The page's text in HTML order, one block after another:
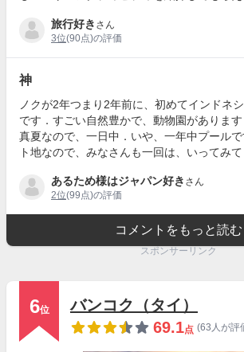
旅行好き さん
3位(90点)の評価
神
ノクが2年つまり2年前に、初めてインドネ
です．すごい自然豊かで、動物園がありま
真夏なので、一日中．いや、一年中プール
ト地なので、みなさんも一回は、いってみて
あるため様はジャパン好き さん
2位(99点)の評価
コメントをもっと読む
スポンサーリンク
6位
バンコク（タイ）
69.1点 (63人が評